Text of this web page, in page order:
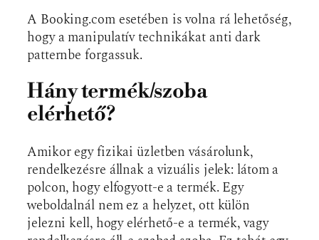
A Booking.com esetében is volna rá lehetőség,
hogy a manipulatív technikákat anti dark
patternbe forgassuk.
Hány termék/szoba
elérhető?
Amikor egy fizikai üzletben vásárolunk,
rendelkezésre állnak a vizuális jelek: látom a
polcon, hogy elfogyott-e a termék. Egy
weboldalnál nem ez a helyzet, ott külön
jelezni kell, hogy elérhető-e a termék, vagy